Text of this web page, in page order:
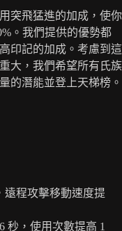
突飛猛進的加成，使你
。我們提供的優勢都
印記的加成。考慮到這
大，我們希望所有氏族
的潛能並登上天梯榜。
遠程攻擊移動速度提
秒，使用次數提高 1